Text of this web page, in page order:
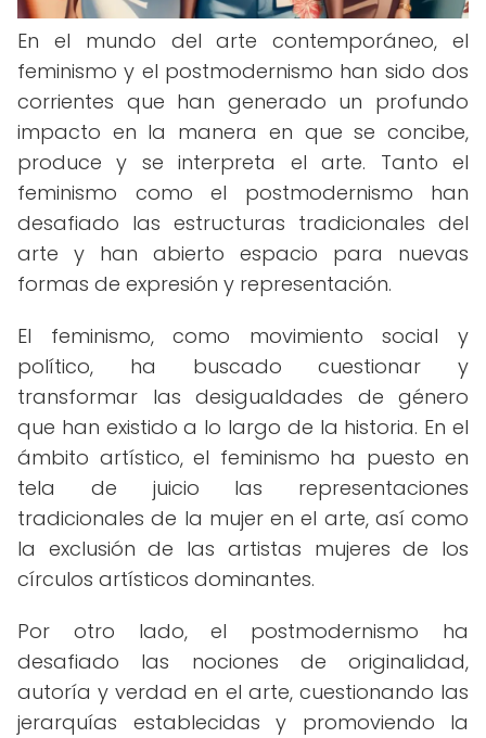
En el mundo del arte contemporáneo, el
feminismo y el postmodernismo han sido dos
corrientes que han generado un profundo
impacto en la manera en que se concibe,
produce y se interpreta el arte. Tanto el
feminismo como el postmodernismo han
desafiado las estructuras tradicionales del
arte y han abierto espacio para nuevas
formas de expresión y representación.
El feminismo, como movimiento social y
político, ha buscado cuestionar y
transformar las desigualdades de género
que han existido a lo largo de la historia. En el
ámbito artístico, el feminismo ha puesto en
tela de juicio las representaciones
tradicionales de la mujer en el arte, así como
la exclusión de las artistas mujeres de los
círculos artísticos dominantes.
Por otro lado, el postmodernismo ha
desafiado las nociones de originalidad,
autoría y verdad en el arte, cuestionando las
jerarquías establecidas y promoviendo la